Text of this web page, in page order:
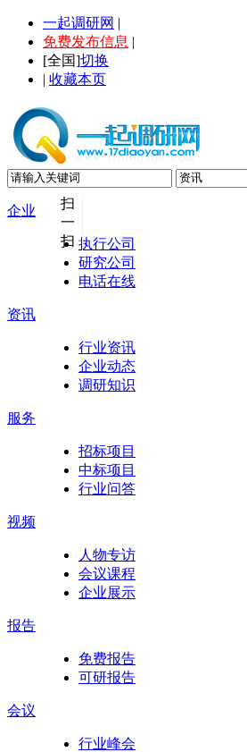
一起调研网 |
免费发布信息 |
[全国]切换
| 收藏本页
扫
一
扫
企业
执行公司
研究公司
电话在线
资讯
行业资讯
企业动态
调研知识
服务
招标项目
中标项目
行业问答
视频
人物专访
会议课程
企业展示
报告
免费报告
可研报告
会议
行业峰会